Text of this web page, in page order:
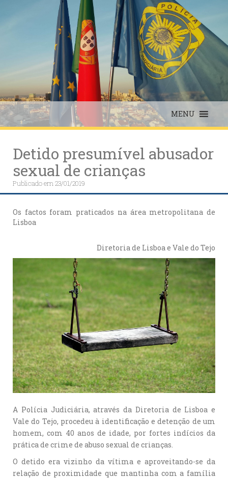
MENU
Detido presumível abusador
sexual de crianças
Publicado em23/01/2019
Os factos foram praticados na área metropolitana de
Lisboa
Diretoria de Lisboa e Vale do Tejo
A Polícia Judiciária, através da Diretoria de Lisboa e
Vale do Tejo, procedeu à identificação e detenção de um
homem, com 40 anos de idade, por fortes indícios da
prática de crime de abuso sexual de crianças.
O detido era vizinho da vítima e aproveitando-se da
relação de proximidade que mantinha com a família